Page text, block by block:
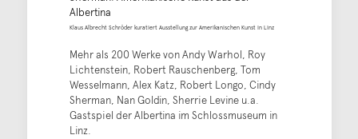
Albertina
Klaus Albrecht Schröder kuratiert Ausstellung zur Amerikanischen Kunst in Linz
Mehr als 200 Werke von Andy Warhol, Roy
Lichtenstein, Robert Rauschenberg, Tom
Wesselmann, Alex Katz, Robert Longo, Cindy
Sherman, Nan Goldin, Sherrie Levine u.a.
Gastspiel der Albertina im Schlossmuseum in
Linz.